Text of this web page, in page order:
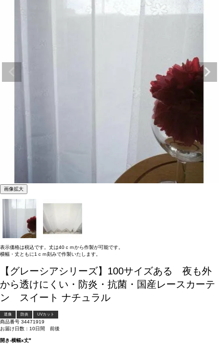
画像拡大
表示価格は税込です。丈は40ｃｍから作製が可能です。
横幅・丈ともに1ｃｍ刻みで作製いたします。
【グレーシアシリーズ】100サイズある 夜も外
から透けにくい・防炎・抗菌・国産レースカーテ
ン スイート ナチュラル
遮像 防炎 UVカット
商品番号 34471919
お届け日数：10日間 前後
開き-横幅x丈